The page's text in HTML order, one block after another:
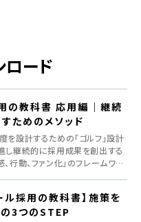
ード
の教科書 応用編｜継続
ためのメソッド
を設計するための「ゴルフ」設計
し継続的に採用成果を創出する
、行動、ファン化」のフレームワー
ル採用の教科書】施策を
3つのSTEP